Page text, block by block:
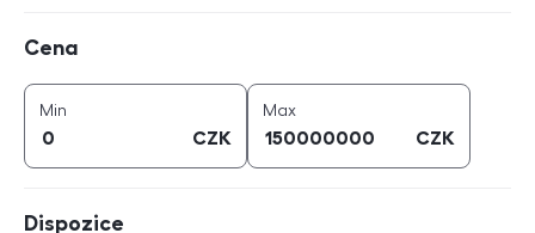
Cena
Min
CZK
Maxcena (
CZK
Dispozice